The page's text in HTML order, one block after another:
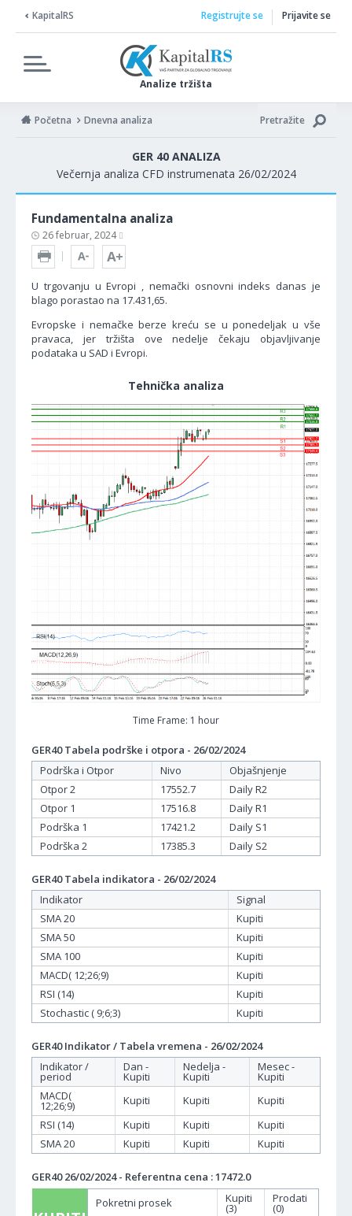
KapitalRS
Analize tržišta
Registrujte se Prijavite se
Početna Dnevna analiza Pretražite
GER 40 ANALIZA
Večernja analiza CFD instrumenata 26/02/2024
Fundamentalna analiza
26 februar, 2024
U trgovanju u Evropi , nemački osnovni indeks danas je
blago porastao na 17.431,65.
Evropske i nemačke berze kreću se u ponedeljak u vše
pravaca, jer tržišta ove nedelje čekaju objavljivanje
podataka u SAD i Evropi.
Tehnička analiza
Time Frame: 1 hour
GER40 Tabela podrške i otpora - 26/02/2024
Podrška i Otpor
Nivo
Objašnjenje
Otpor 2
17552.7
Daily R2
Otpor 1
17516.8
Daily R1
Podrška 1
17421.2
Daily S1
Podrška 2
17385.3 Daily S2
GER40 Tabela indikatora - 26/02/2024
Indikator
Signal
SMA 20
Kupiti
SMA 50
Kupiti
SMA 100
Kupiti
MACD( 12;26;9)
Kupiti
RSI (14)
Kupiti
Stochastic ( 9;6;3)
Kupiti
GER40 Indikator / Tabela vremena - 26/02/2024
Indikator /
period
Dan -
Kupiti
Nedelja -
Kupiti
Mesec -
Kupiti
MACD(
12;26;9) Kupiti Kupiti
Kupiti
RSI (14)
Kupiti Kupiti
Kupiti
SMA 20
Kupiti Kupiti Kupiti
GER40 26/02/2024 - Referentna cena : 17472.0
Pokretni prosek Kupiti
(3)
Prodati
(0)